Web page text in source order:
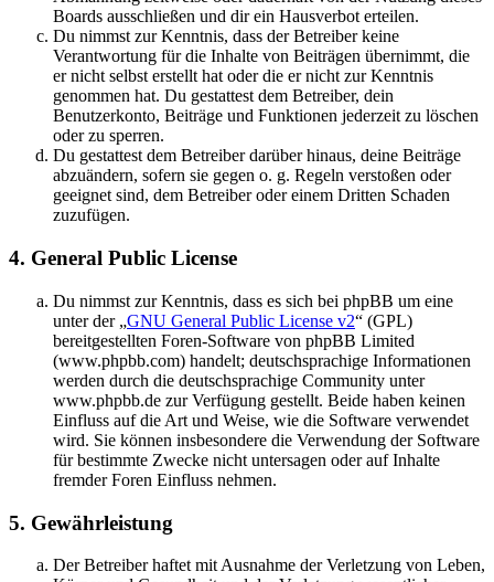
Boards ausschließen und dir ein Hausverbot erteilen.
Du nimmst zur Kenntnis, dass der Betreiber keine
Verantwortung für die Inhalte von Beiträgen übernimmt, die
er nicht selbst erstellt hat oder die er nicht zur Kenntnis
genommen hat. Du gestattest dem Betreiber, dein
Benutzerkonto, Beiträge und Funktionen jederzeit zu löschen
oder zu sperren.
Du gestattest dem Betreiber darüber hinaus, deine Beiträge
abzuändern, sofern sie gegen o. g. Regeln verstoßen oder
geeignet sind, dem Betreiber oder einem Dritten Schaden
zuzufügen.
4. General Public License
Du nimmst zur Kenntnis, dass es sich bei phpBB um eine
unter der „GNU General Public License v2“ (GPL)
bereitgestellten Foren-Software von phpBB Limited
(www.phpbb.com) handelt; deutschsprachige Informationen
werden durch die deutschsprachige Community unter
www.phpbb.de zur Verfügung gestellt. Beide haben keinen
Einfluss auf die Art und Weise, wie die Software verwendet
wird. Sie können insbesondere die Verwendung der Software
für bestimmte Zwecke nicht untersagen oder auf Inhalte
fremder Foren Einfluss nehmen.
5. Gewährleistung
Der Betreiber haftet mit Ausnahme der Verletzung von Leben,